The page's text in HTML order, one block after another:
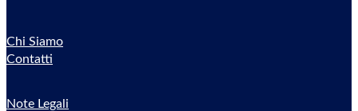
Chi Siamo
Contatti
Note Legali